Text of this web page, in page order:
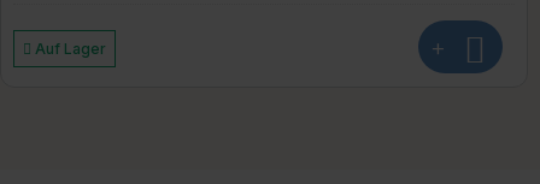
Auf Lager +